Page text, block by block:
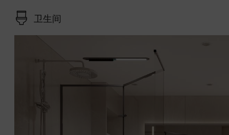
卫生间